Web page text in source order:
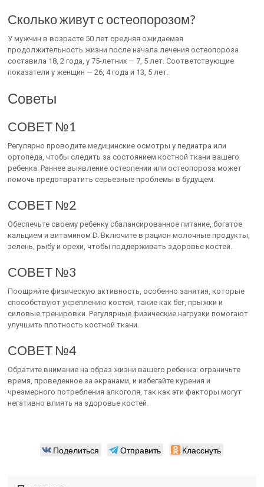
Сколько живут с остеопорозом?
У мужчин в возрасте 50 лет средняя ожидаемая
продолжительность жизни после начала лечения остеопороза
составила 18, 2 года, у 75-летних — 7, 5 лет. Соответствующие
показатели у женщин — 26, 4 года и 13, 5 лет.
Советы
СОВЕТ №1
Регулярно проводите медицинские осмотры у педиатра или
ортопеда, чтобы следить за состоянием костной ткани вашего
ребенка. Раннее выявление остеопении или остеопороза может
помочь предотвратить серьезные проблемы в будущем.
СОВЕТ №2
Обеспечьте своему ребенку сбалансированное питание, богатое
кальцием и витамином D. Включите в рацион молочные продукты,
зелень, рыбу и орехи, чтобы поддерживать здоровье костей.
СОВЕТ №3
Поощряйте физическую активность, особенно занятия, которые
способствуют укреплению костей, такие как бег, прыжки и
силовые тренировки. Регулярные физические нагрузки помогают
улучшить плотность костной ткани.
СОВЕТ №4
Обратите внимание на образ жизни вашего ребенка: ограничьте
время, проведенное за экранами, и избегайте курения и
чрезмерного потребления алкоголя, так как эти факторы могут
негативно влиять на здоровье костей.
Поделиться Отправить Класснуть